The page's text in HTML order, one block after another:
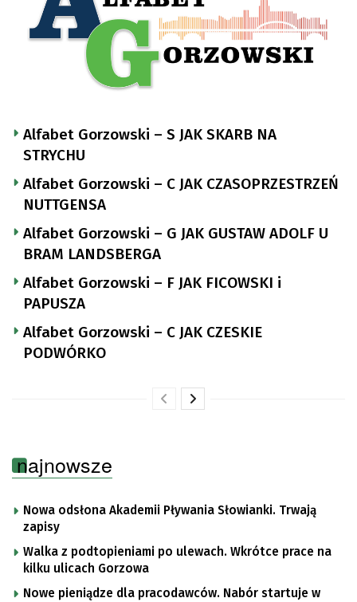
Alfabet Gorzowski – S JAK SKARB NA
STRYCHU
Alfabet Gorzowski – C JAK CZASOPRZESTRZEŃ
NUTTGENSA
Alfabet Gorzowski – G JAK GUSTAW ADOLF U
BRAM LANDSBERGA
Alfabet Gorzowski – F JAK FICOWSKI i
PAPUSZA
Alfabet Gorzowski – C JAK CZESKIE
PODWÓRKO
najnowsze
Nowa odsłona Akademii Pływania Słowianki. Trwają
zapisy
Walka z podtopieniami po ulewach. Wkrótce prace na
kilku ulicach Gorzowa
Nowe pieniądze dla pracodawców. Nabór startuje w